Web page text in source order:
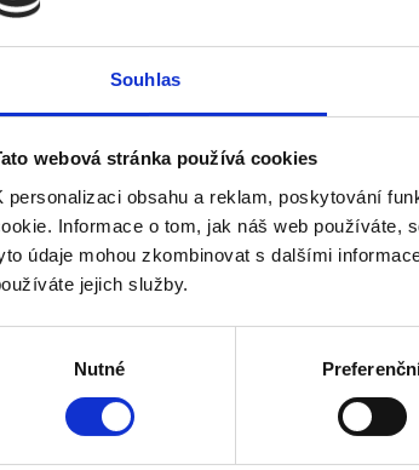
Souhlas
webová stránka používá cookies
personalizaci obsahu a reklam, poskytování
Informace o tom, jak náš web používáte,
údaje mohou zkombinovat s dalšími
jejich služby.
Nutné